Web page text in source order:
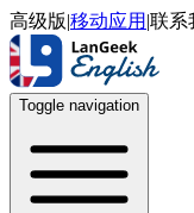
高级版|移动应用 |联系
Toggle navigation